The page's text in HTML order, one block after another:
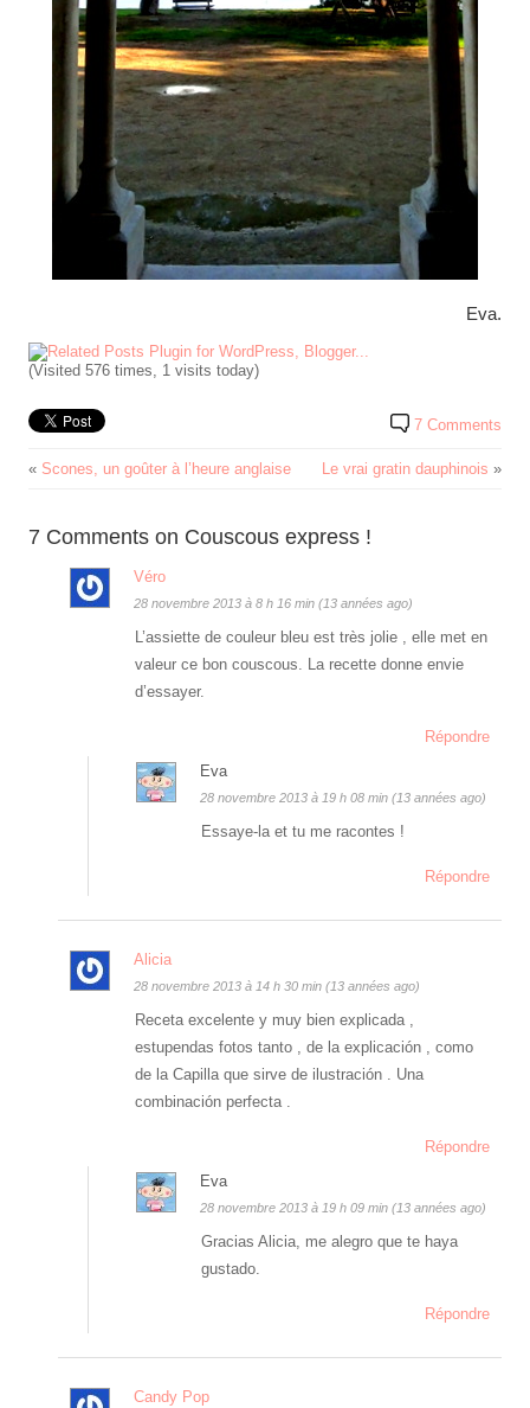
Eva.
(Visited 576 times, 1 visits today)
7 Comments
« Scones, un goûter à l’heure anglaise Le vrai gratin dauphinois »
7 Comments on Couscous express !
Véro
28 novembre 2013 à 8 h 16 min (13 années ago)
L’assiette de couleur bleu est très jolie , elle met en
valeur ce bon couscous. La recette donne envie
d’essayer.
Répondre
Eva
28 novembre 2013 à 19 h 08 min (13 années ago)
Essaye-la et tu me racontes !
Répondre
Alicia
28 novembre 2013 à 14 h 30 min (13 années ago)
Receta excelente y muy bien explicada ,
estupendas fotos tanto , de la explicación , como
de la Capilla que sirve de ilustración . Una
combinación perfecta .
Répondre
Eva
28 novembre 2013 à 19 h 09 min (13 années ago)
Gracias Alicia, me alegro que te haya
gustado.
Répondre
Candy Pop